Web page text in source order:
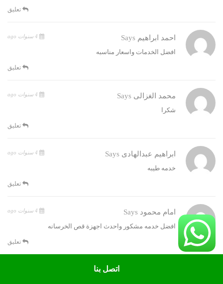
تعليق
احمد ابراهيم Says
افضل الخدمات واسعار مناسبه
تعليق
محمد الغزالى Says
شكرا
تعليق
ابراهيم عبدالهادى Says
خدمه طيبه
تعليق
امام محمود Says
افضل خدمه مشكور واحدث اجهزة قص الخرسانه
تعليق
اتصل بنا